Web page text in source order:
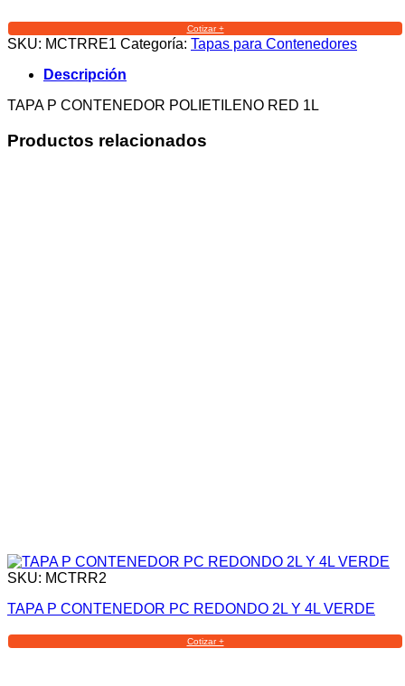
Cotizar +
SKU: MCTRRE1 Categoría: Tapas para Contenedores
Descripción
TAPA P CONTENEDOR POLIETILENO RED 1L
Productos relacionados
SKU: MCTRR2
TAPA P CONTENEDOR PC REDONDO 2L Y 4L VERDE
Cotizar +